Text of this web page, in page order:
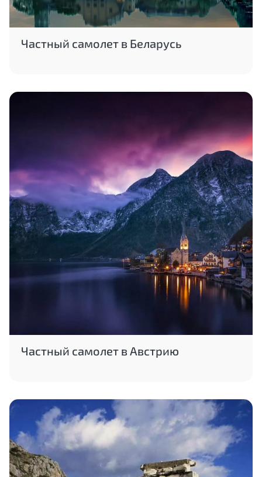
Частный самолет в Беларусь
Частный самолет в Австрию